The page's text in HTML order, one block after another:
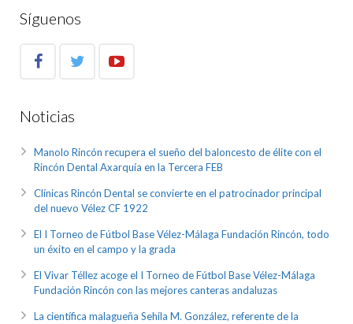
Síguenos
Noticias
Manolo Rincón recupera el sueño del baloncesto de élite con el
Rincón Dental Axarquía en la Tercera FEB
Clínicas Rincón Dental se convierte en el patrocinador principal
del nuevo Vélez CF 1922
El I Torneo de Fútbol Base Vélez-Málaga Fundación Rincón, todo
un éxito en el campo y la grada
El Vivar Téllez acoge el I Torneo de Fútbol Base Vélez-Málaga
Fundación Rincón con las mejores canteras andaluzas
La científica malagueña Sehila M. González, referente de la